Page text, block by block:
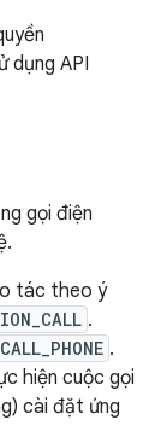
dụng API
gọi điện
tác theo ý
.
CALL_PHONE .
hiện cuộc gọi
cài đặt ứng